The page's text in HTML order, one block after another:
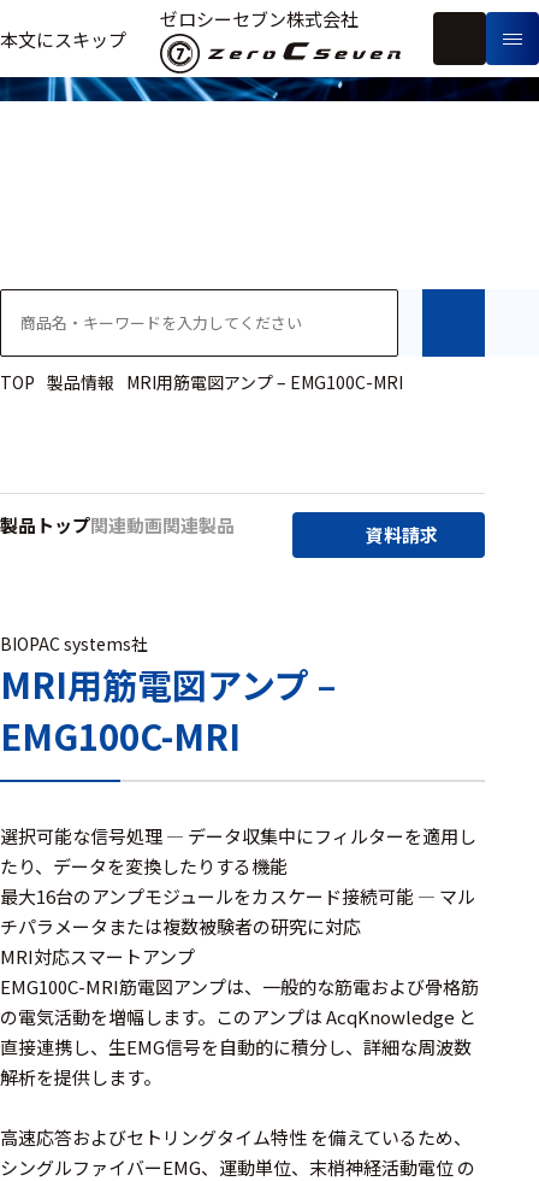
本文にスキップ
ゼロシーセブン株式会社
製
生
体
信
ー
フ
リ
ー
ワ
研究用
ヒト・人
類
ワイヤレス・無
線対応
システム・周辺
構成
装置本体
デバイス
周辺機器
基幹シス
テム
製品情報
TOP 製品情報 MRI用筋電図アンプ – EMG100C-MRI
製品トップ関連動画関連製品 資料請求
BIOPAC systems社
MRI用筋電図アンプ –
EMG100C-MRI
選択可能な信号処理 — データ収集中にフィルターを適用し
たり、データを変換したりする機能
最大16台のアンプモジュールをカスケード接続可能 — マル
チパラメータまたは複数被験者の研究に対応
MRI対応スマートアンプ
EMG100C-MRI筋電図アンプは、一般的な筋電および骨格筋
の電気活動を増幅します。このアンプは AcqKnowledge と
直接連携し、生EMG信号を自動的に積分し、詳細な周波数
解析を提供します。
高速応答およびセトリングタイム特性 を備えているため、
シングルファイバーEMG、運動単位、末梢神経活動電位 の